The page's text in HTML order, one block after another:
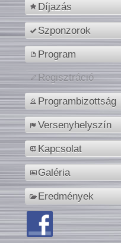
Díjazás
Szponzorok
Program
Regisztráció
Programbizottság
Versenyhelyszín
Kapcsolat
Galéria
Eredmények